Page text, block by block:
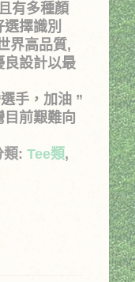
有多種顏
擇識別
界高品質,
良設計以最
手，加油 ”
目前艱難向
類: Tee類,